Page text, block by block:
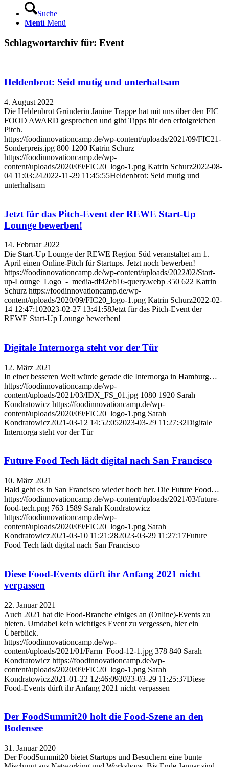
Suche
Menü Menü
Schlagwortarchiv für: Event
Heldenbrot: Seid mutig und unterhaltsam
4. August 2022
Die Heldenbrot Gründerin Janine Trappe hat mit uns über den FIC
FOOD AWARD gesprochen und gibt Tipps für den erfolgreichen
Pitch.
https://foodinnovationcamp.de/wp-content/uploads/2021/09/FIC21-
Sonderpreis.jpg 800 1200 Katrin Schurz
https://foodinnovationcamp.de/wp-
content/uploads/2020/09/FIC20_logo-1.png Katrin Schurz2022-08-
04 11:03:242022-11-29 11:45:55Heldenbrot: Seid mutig und
unterhaltsam
Jetzt für das Pitch-Event der REWE Start-Up
Lounge bewerben!
14. Februar 2022
Die Start-Up Lounge der REWE Region Süd veranstaltet am 1.
April einen Online-Pitch für Startups. Jetzt noch bewerben!
https://foodinnovationcamp.de/wp-content/uploads/2022/02/Start-
up-Lounge_Logo_-_media-df42eb16-query.webp 350 622 Katrin
Schurz https://foodinnovationcamp.de/wp-
content/uploads/2020/09/FIC20_logo-1.png Katrin Schurz2022-02-
14 12:47:102023-02-27 13:41:58Jetzt für das Pitch-Event der
REWE Start-Up Lounge bewerben!
Digitale Internorga steht vor der Tür
12. März 2021
In einer besseren Welt würde gerade die Internorga in Hamburg…
https://foodinnovationcamp.de/wp-
content/uploads/2021/03/IDX_FS_01.jpg 1080 1920 Sarah
Kondratowicz https://foodinnovationcamp.de/wp-
content/uploads/2020/09/FIC20_logo-1.png Sarah
Kondratowicz2021-03-12 14:52:052023-03-29 11:27:32Digitale
Internorga steht vor der Tür
Future Food Tech lädt digital nach San Francisco
10. März 2021
Bald geht es in San Francisco wieder hoch her. Die Future Food…
https://foodinnovationcamp.de/wp-content/uploads/2021/03/future-
food-tech.png 763 1589 Sarah Kondratowicz
https://foodinnovationcamp.de/wp-
content/uploads/2020/09/FIC20_logo-1.png Sarah
Kondratowicz2021-03-10 11:21:282023-03-29 11:27:17Future
Food Tech lädt digital nach San Francisco
Diese Food-Events dürft ihr Anfang 2021 nicht
verpassen
22. Januar 2021
Auch 2021 hat die Food-Branche einiges an (Online)-Events zu
bieten. Umdabei kein wichtiges Event zu vergessen, hier ein
Überblick.
https://foodinnovationcamp.de/wp-
content/uploads/2021/01/Farm_Food-12-1.jpg 378 840 Sarah
Kondratowicz https://foodinnovationcamp.de/wp-
content/uploads/2020/09/FIC20_logo-1.png Sarah
Kondratowicz2021-01-22 12:46:092023-03-29 11:25:37Diese
Food-Events dürft ihr Anfang 2021 nicht verpassen
Der FoodSummit20 holt die Food-Szene an den
Bodensee
31. Januar 2020
Der FoodSummit20 bietet Startups und Besuchern eine bunte